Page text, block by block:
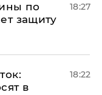
по
защиту
18:27
в
18:22